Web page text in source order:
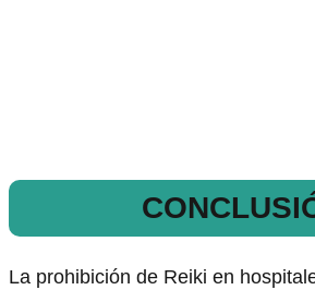
La prohibición de Reiki en